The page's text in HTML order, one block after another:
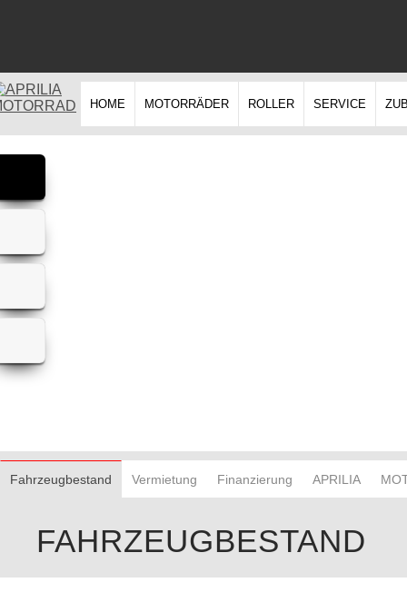
HOME MOTORRÄDER ROLLER SERVICE
Fahrzeugbestand Vermietung Finanzierung APRILIA
FAHRZEUGBESTAND